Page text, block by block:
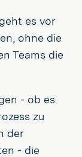
es vor
ohne die
Teams die
- ob es
zu
der
- die